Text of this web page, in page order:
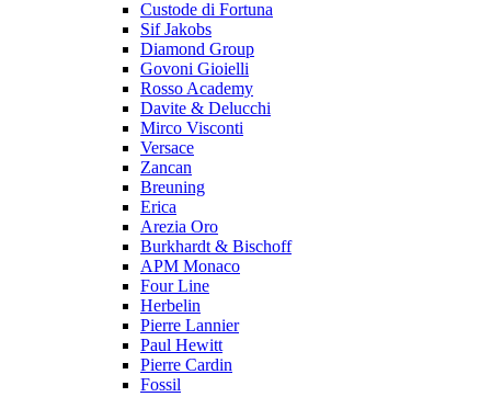
Custode di Fortuna
Sif Jakobs
Diamond Group
Govoni Gioielli
Rosso Academy
Davite & Delucchi
Mirco Visconti
Versace
Zancan
Breuning
Erica
Arezia Oro
Burkhardt & Bischoff
APM Monaco
Four Line
Herbelin
Pierre Lannier
Paul Hewitt
Pierre Cardin
Fossil